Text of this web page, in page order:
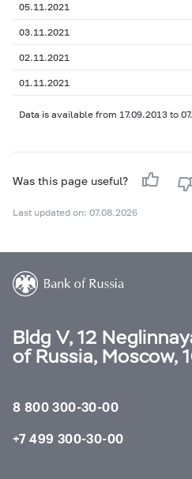
05.11.2021
03.11.2021
02.11.2021
01.11.2021
Data is available from 17.09.2013 to
Was this page useful?
Last updated on: 07.08.2026
Bldg V, 12
of Russia, Moscow,
8 800 300-30-00
+7 499 300-30-00